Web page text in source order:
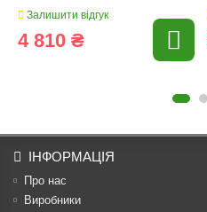
Залишити відгук
4 810 ₴
ІНФОРМАЦІЯ
Про нас
Виробники